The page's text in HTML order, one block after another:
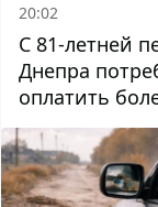
20:02
С 81-летней
Днепра
оплатить
гривен за
работу